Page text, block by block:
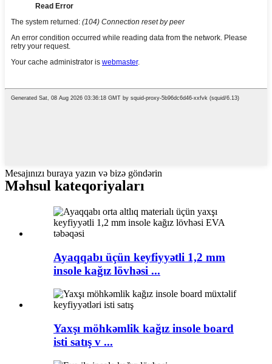
Mesajınızı buraya yazın və bizə göndərin
Məhsul kateqoriyaları
Ayaqqabı üçün keyfiyyətli 1,2 mm
insole kağız lövhəsi ...
Yaxşı möhkəmlik kağız insole board
isti satış v ...